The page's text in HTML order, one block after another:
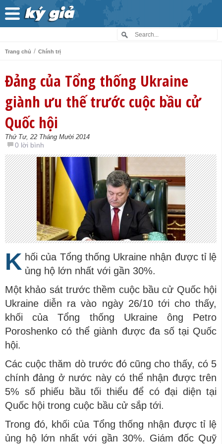
Trang chủ / Chính trị
Đảng của Tổng thống Ukraine
giành ưu thế trước cuộc bầu cử
Quốc hội
Thứ Tư, 22 Tháng Mười 2014
0 lời bình
K hối của Tổng thống Ukraine nhận được tỉ lệ
ủng hộ lớn nhất với gần 30%.
Một khảo sát trước thềm cuộc bầu cử Quốc hội
Ukraine diễn ra vào ngày 26/10 tới cho thấy,
khối của Tổng thống Ukraine ông Petro
Poroshenko có thể giành được đa số tại Quốc
hội.
Các cuộc thăm dò trước đó cũng cho thấy, có 5
chính đảng ở nước này có thể nhận được trên
5% số phiếu bầu tối thiểu để có đại diện tại
Quốc hội trong cuộc bầu cử sắp tới.
Trong đó, khối của Tổng thống nhận được tỉ lệ
ủng hộ lớn nhất với gần 30%. Giám đốc Quỹ